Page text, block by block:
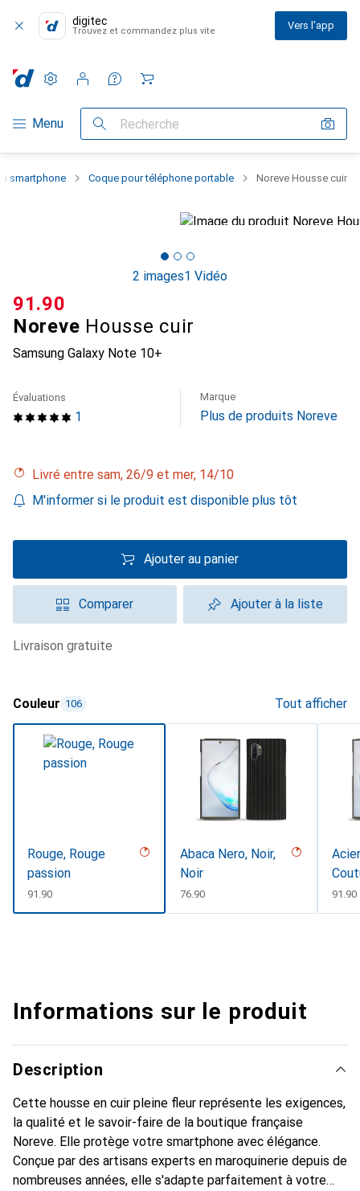
digitec
Trouvez et commandez plus vite Vers l'app
Navigation par catégorie
Menu Recherche
Paramètres
Compte client
Listes de comparaison
Listes d'envies
Panier
smartphone Coque pour téléphone portable Noreve Housse cuir
2 images1 Vidéo
Noreve Housse cuir
Samsung Galaxy Note 10+
CHF
91.90
1
Évaluations Marque
Plus de produits Noreve
Livré entre sam, 26/9 et mer, 14/10
M'informer si le produit est disponible plus tôt
Ajouter au panier
Comparer Ajouter à la liste
livraison gratuite
Couleur 106 Tout afficher
Rouge, Rouge
passion
CHF
91.90
Abaca Nero, Noir,
Noir
CHF
76.90 CHF
91.90
Informations sur le produit
Description
Cette housse en cuir pleine fleur représente les exigences,
la qualité et le savoir-faire de la boutique française
Noreve. Elle protège votre smartphone avec élégance.
Conçue par des artisans experts en maroquinerie depuis de
nombreuses années, elle s'adapte parfaitement à votre